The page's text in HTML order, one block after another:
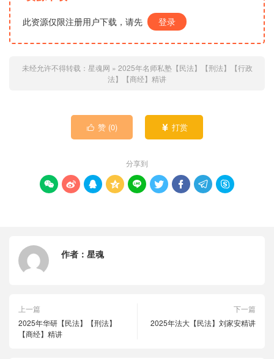
此资源仅限注册用户下载，请先 登录
未经允许不得转载： 星魂网 » 2025年名师私塾【民法】【刑法】【行政
法】【商经】精讲
 赞 (0)  打赏
分享到
        
作者： 星魂
上一篇
2025年华研【民法】【刑法】
【商经】精讲
下一篇
2025年法大【民法】刘家安精讲